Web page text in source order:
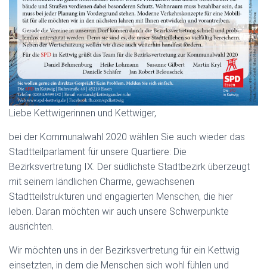
Liebe Kettwigerinnen und Kettwiger,
bei der Kommunalwahl 2020 wählen Sie auch wieder das
Stadtteilparlament für unsere Quartiere: Die
Bezirksvertretung IX. Der südlichste Stadtbezirk überzeugt
mit seinem ländlichen Charme, gewachsenen
Stadtteilstrukturen und engagierten Menschen, die hier
leben. Daran möchten wir auch unsere Schwerpunkte
ausrichten.
Wir möchten uns in der Bezirksvertretung für ein Kettwig
einsetzten, in dem die Menschen sich wohl fühlen und